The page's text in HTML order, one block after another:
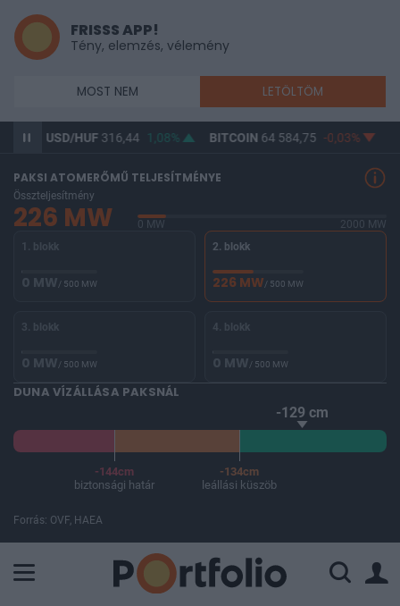
FRISSS APP!
Tény, elemzés, vélemény
MOST NEM LETÖLTÖM
USD/HUF316,44 1,08% BITCOIN64 584,75 -0,03%
PAKSI ATOMERŐMŰ TELJESÍTMÉNYE
Összteljesítmény
226 MW 0 MW
2000 MW
1. blokk
0 MW/ 500 MW
2. blokk
226 MW/ 500 MW
3. blokk
0 MW/ 500 MW
4. blokk
0 MW/ 500 MW
DUNA VÍZÁLLÁSA PAKSNÁL
-129 cm
-144cm
biztonsági határ
-134cm
leállási küszöb
Forrás: OVF, HAEA